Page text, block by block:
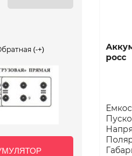
(-+)
росс